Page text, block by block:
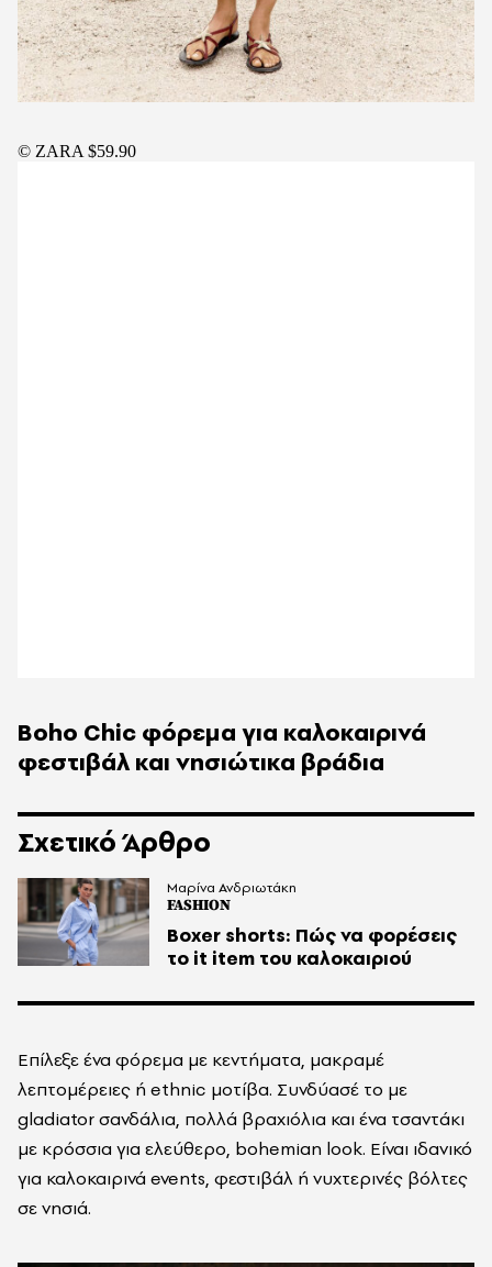
© ZARA $59.90
Boho Chic φόρεμα για καλοκαιρινά
φεστιβάλ και νησιώτικα βράδια
Σχετικό Άρθρο
FASHION
Boxer shorts: Πώς να φορέσεις
το it item του καλοκαιριού
Μαρίνα Ανδριωτάκη
Επίλεξε ένα φόρεμα με κεντήματα, μακραμέ
λεπτομέρειες ή ethnic μοτίβα. Συνδύασέ το με
gladiator σανδάλια, πολλά βραχιόλια και ένα τσαντάκι
με κρόσσια για ελεύθερο, bohemian look. Είναι ιδανικό
για καλοκαιρινά events, φεστιβάλ ή νυχτερινές βόλτες
σε νησιά.